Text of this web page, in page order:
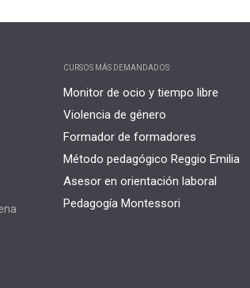
CURSOS MÁS DEMANDADOS:
Monitor de ocio y tiempo libre
Violencia de género
Formador de formadores
Método pedagógico Reggio Emilia
Asesor en orientación laboral
Pedagogía Montessori